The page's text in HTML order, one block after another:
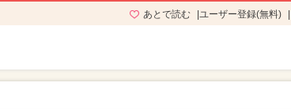
あとで読む ユーザー登録(無料)